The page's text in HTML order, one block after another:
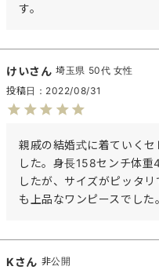
す。
けい 埼玉県 50代 女性
投稿日
2022/08/31
親戚の結婚式に着ていく
した。身長158センチ体
したが、サイズがピッタ
も上品なワンピースでした。
K
非公開